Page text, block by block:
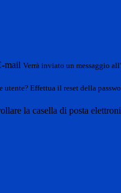
mail Verrà inviato un messaggio
utente? Effettua il reset della
la casella di posta